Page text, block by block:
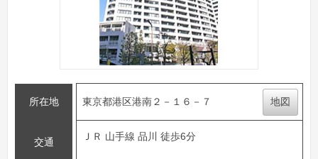
所在地 東京都港区港南２－１６－７ 地図
交通
ＪＲ 山手線 品川 徒歩6分